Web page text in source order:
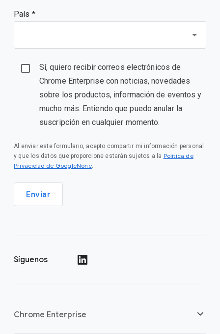
País *
Sí, quiero recibir correos electrónicos de
Chrome Enterprise con noticias, novedades
sobre los productos, información de eventos y
mucho más. Entiendo que puedo anular la
suscripción en cualquier momento.
Al enviar este formulario, acepto compartir mi información personal
y que los datos que proporcione estarán sujetos a la Política de
Privacidad de GoogleNone.
Enviar
Síguenos
Chrome Enterprise